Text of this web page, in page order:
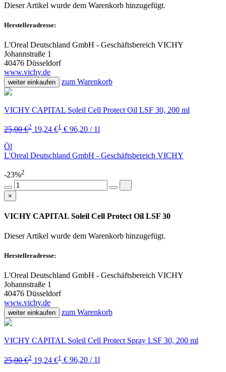
Dieser Artikel wurde dem Warenkorb hinzugefügt.
Herstelleradresse:
L'Oreal Deutschland GmbH - Geschäftsbereich VICHY
Johannstraße 1
40476 Düsseldorf
www.vichy.de
weiter einkaufen zum Warenkorb
VICHY CAPITAL Soleil Cell Protect Oil LSF 30, 200 ml
25,00 €2 19,24 €1 € 96,20 / 1l
Öl
L'Oreal Deutschland GmbH - Geschäftsbereich VICHY
-23%2
×
VICHY CAPITAL Soleil Cell Protect Oil LSF 30
Dieser Artikel wurde dem Warenkorb hinzugefügt.
Herstelleradresse:
L'Oreal Deutschland GmbH - Geschäftsbereich VICHY
Johannstraße 1
40476 Düsseldorf
www.vichy.de
weiter einkaufen zum Warenkorb
VICHY CAPITAL Soleil Cell Protect Spray LSF 30, 200 ml
25,00 €2 19,24 €1 € 96,20 / 1l